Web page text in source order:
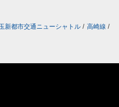
新都市交通ニューシャトル / 高崎線 /